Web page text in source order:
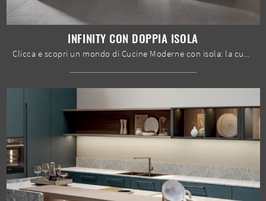
INFINITY CON DOPPIA ISOLA
Clicca e scopri un mondo di Cucine Moderne con isola: la cucina Infinity con doppia isola Home Cucine in Pet ti sta aspettando!